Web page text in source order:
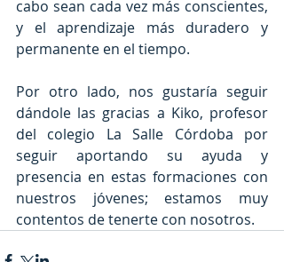
cabo sean cada vez más conscientes,
y el aprendizaje más duradero y
permanente en el tiempo.
Por otro lado, nos gustaría seguir
dándole las gracias a Kiko, profesor
del colegio La Salle Córdoba por
seguir aportando su ayuda y
presencia en estas formaciones con
nuestros jóvenes; estamos muy
contentos de tenerte con nosotros.